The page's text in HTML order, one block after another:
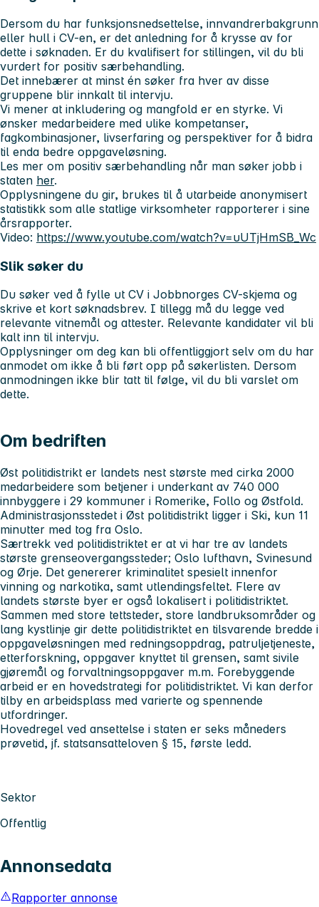
Dersom du har funksjonsnedsettelse, innvandrerbakgrunn
eller hull i CV-en, er det anledning for å krysse av for
dette i søknaden. Er du kvalifisert for stillingen, vil du bli
vurdert for positiv særbehandling.
Det innebærer at minst én søker fra hver av disse
gruppene blir innkalt til intervju.
Vi mener at inkludering og mangfold er en styrke. Vi
ønsker medarbeidere med ulike kompetanser,
fagkombinasjoner, livserfaring og perspektiver for å bidra
til enda bedre oppgaveløsning.
Les mer om positiv særbehandling når man søker jobb i
staten her.
Opplysningene du gir, brukes til å utarbeide anonymisert
statistikk som alle statlige virksomheter rapporterer i sine
årsrapporter.
Video: https://www.youtube.com/watch?v=uUTjHmSB_Wc
Slik søker du
Du søker ved å fylle ut CV i Jobbnorges CV-skjema og
skrive et kort søknadsbrev. I tillegg må du legge ved
relevante vitnemål og attester. Relevante kandidater vil bli
kalt inn til intervju.
Opplysninger om deg kan bli offentliggjort selv om du har
anmodet om ikke å bli ført opp på søkerlisten. Dersom
anmodningen ikke blir tatt til følge, vil du bli varslet om
dette.
Om bedriften
Øst politidistrikt er landets nest største med cirka 2000
medarbeidere som betjener i underkant av 740 000
innbyggere i 29 kommuner i Romerike, Follo og Østfold.
Administrasjonsstedet i Øst politidistrikt ligger i Ski, kun 11
minutter med tog fra Oslo.
Særtrekk ved politidistriktet er at vi har tre av landets
største grenseovergangssteder; Oslo lufthavn, Svinesund
og Ørje. Det genererer kriminalitet spesielt innenfor
vinning og narkotika, samt utlendingsfeltet. Flere av
landets største byer er også lokalisert i politidistriktet.
Sammen med store tettsteder, store landbruksområder og
lang kystlinje gir dette politidistriktet en tilsvarende bredde i
oppgaveløsningen med redningsoppdrag, patruljetjeneste,
etterforskning, oppgaver knyttet til grensen, samt sivile
gjøremål og forvaltningsoppgaver m.m. Forebyggende
arbeid er en hovedstrategi for politidistriktet. Vi kan derfor
tilby en arbeidsplass med varierte og spennende
utfordringer.
Hovedregel ved ansettelse i staten er seks måneders
prøvetid, jf. statsansatteloven § 15, første ledd.
Sektor
Offentlig
Annonsedata
Rapporter annonse